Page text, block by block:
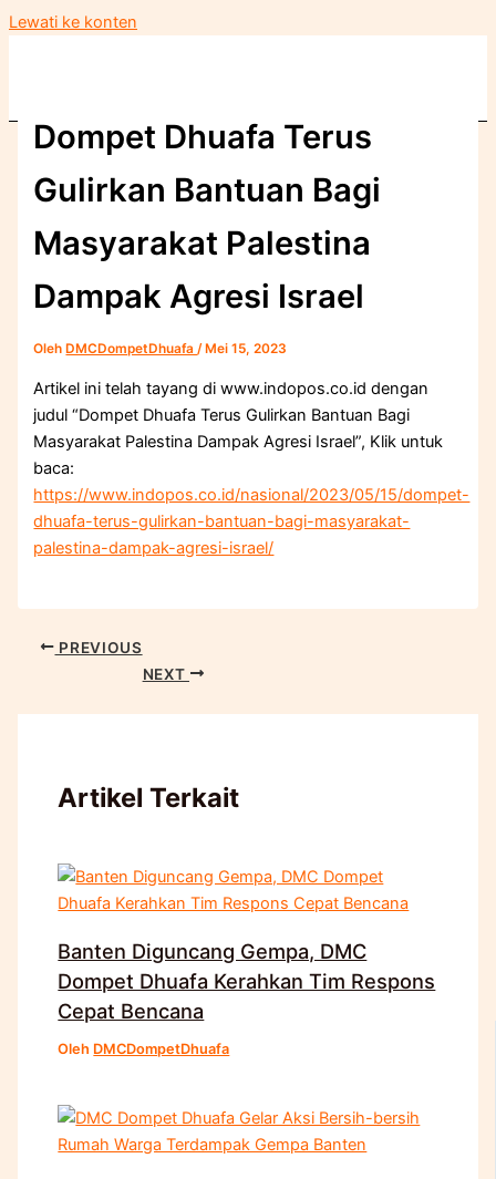
Lewati ke konten
Dompet Dhuafa Terus
Gulirkan Bantuan Bagi
Masyarakat Palestina
Dampak Agresi Israel
Oleh DMCDompetDhuafa/ Mei 15, 2023
Artikel ini telah tayang di www.indopos.co.id dengan
judul “Dompet Dhuafa Terus Gulirkan Bantuan Bagi
Masyarakat Palestina Dampak Agresi Israel”, Klik untuk
baca:
https://www.indopos.co.id/nasional/2023/05/15/dompet-
dhuafa-terus-gulirkan-bantuan-bagi-masyarakat-
palestina-dampak-agresi-israel/
PREVIOUS
NEXT
Artikel Terkait
Banten Diguncang Gempa, DMC
Dompet Dhuafa Kerahkan Tim Respons
Cepat Bencana
Oleh DMCDompetDhuafa